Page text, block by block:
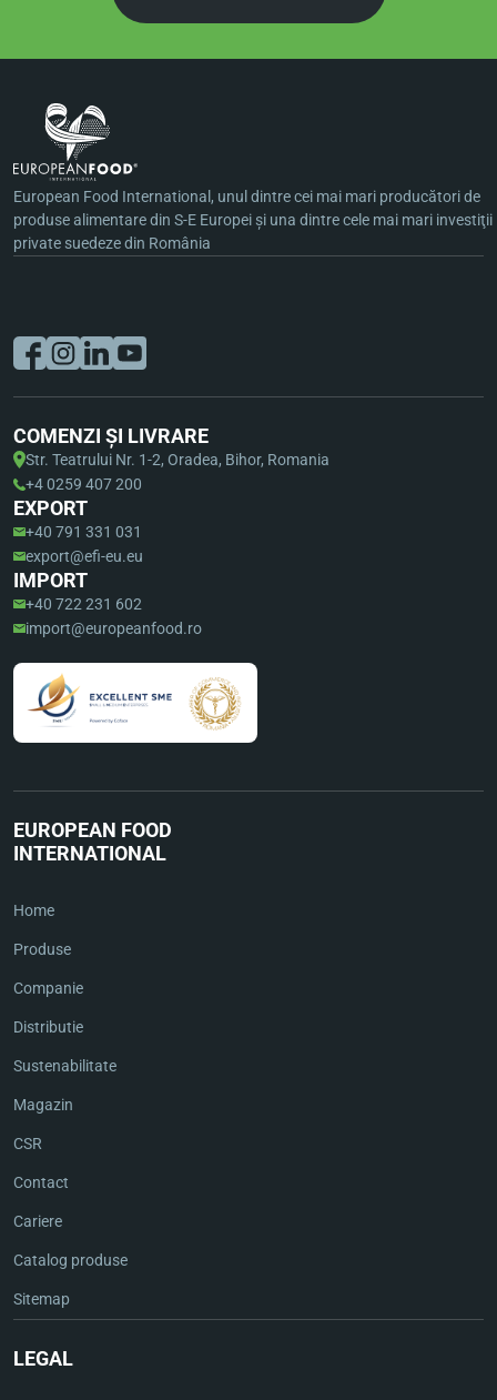
European Food International, unul dintre cei mai mari producători de
produse alimentare din S-E Europei şi una dintre cele mai mari investiţii
private suedeze din România
COMENZI ȘI LIVRARE
Str. Teatrului Nr. 1-2, Oradea, Bihor, Romania
+4 0259 407 200
EXPORT
+40 791 331 031
export@efi-eu.eu
IMPORT
+40 722 231 602
import@europeanfood.ro
EUROPEAN FOOD
INTERNATIONAL
Home
Produse
Companie
Distributie
Sustenabilitate
Magazin
CSR
Contact
Cariere
Catalog produse
Sitemap
LEGAL